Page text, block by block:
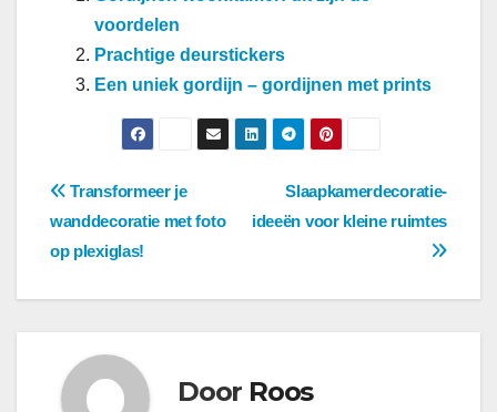
voordelen
Prachtige deurstickers
Een uniek gordijn – gordijnen met prints
BerichtnavigatieSlaapkamerdecoratie-
ideeën voor kleine ruimtes
Transformeer je
wanddecoratie met foto
op plexiglas!
Door Roos